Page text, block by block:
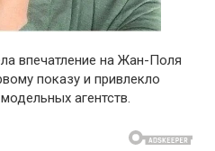
впечатление на Жан-Поля
показу и привлекло
агентств.